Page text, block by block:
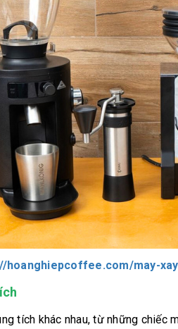
hoanghiepcoffee.com/may-
tích khác nhau, từ những chiếc